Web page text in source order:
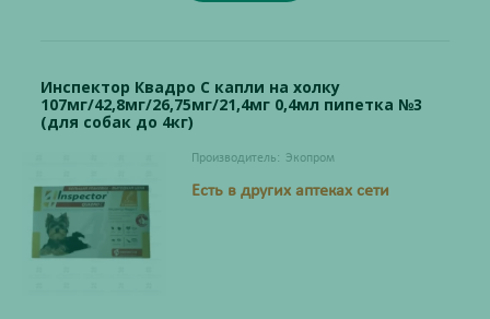
Инспектор Квадро С капли на холку
107мг/42,8мг/26,75мг/21,4мг 0,4мл пипетка №3
(для собак до 4кг)
Производитель: Экопром
Есть в других аптеках сети